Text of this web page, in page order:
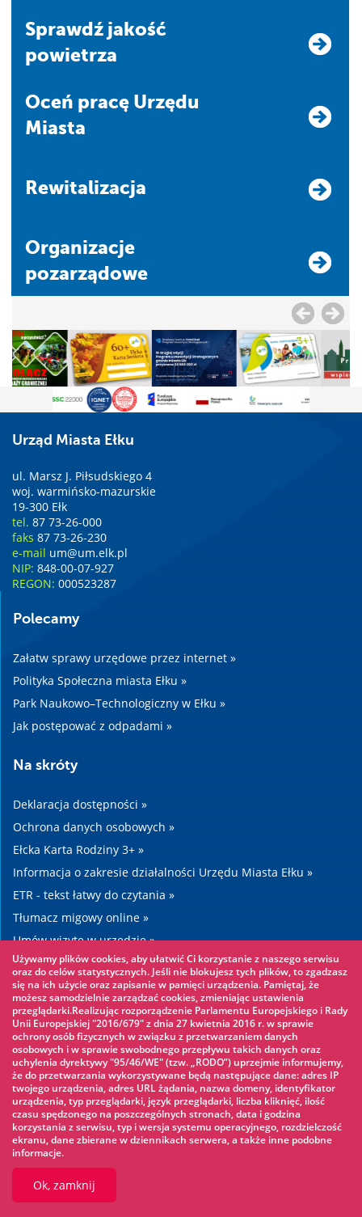
Sprawdź jakość
powietrza
Oceń pracę Urzędu
Miasta
Rewitalizacja
Organizacje
pozarządowe
Urząd Miasta Ełku
ul. Marsz J. Piłsudskiego 4
woj. warmińsko-mazurskie
19-300 Ełk
tel. 87 73-26-000
faks 87 73-26-230
e-mail um@um.elk.pl
NIP: 848-00-07-927
REGON: 000523287
Polecamy
Załatw sprawy urzędowe przez internet »
Polityka Społeczna miasta Ełku »
Park Naukowo–Technologiczny w Ełku »
Jak postępować z odpadami »
Na skróty
Deklaracja dostępności »
Ochrona danych osobowych »
Ełcka Karta Rodziny 3+ »
Informacja o zakresie działalności Urzędu Miasta Ełku »
ETR - tekst łatwy do czytania »
Tłumacz migowy online »
Umów wizytę w urzędzie »
Drogi »
Warto zobaczyć
Park linowy »
Park Wodny »
Lodowisko »
KINOECK »
Muzeum »
© 2026 UM Ełk
Używamy plików cookies, aby ułatwić Ci korzystanie z naszego serwisu
oraz do celów statystycznych. Jeśli nie blokujesz tych plików, to zgadzasz
się na ich użycie oraz zapisanie w pamięci urządzenia. Pamiętaj, że
możesz samodzielnie zarządzać cookies, zmieniając ustawienia
przeglądarki.Realizując rozporządzenie Parlamentu Europejskiego i Rady
Unii Europejskiej "2016/679" z dnia 27 kwietnia 2016 r. w sprawie
ochrony osób fizycznych w związku z przetwarzaniem danych
osobowych i w sprawie swobodnego przepływu takich danych oraz
uchylenia dyrektywy "95/46/WE" (tzw. „RODO”) uprzejmie informujemy,
że do przetwarzania wykorzystywane będą następujące dane: adres IP
twojego urządzenia, adres URL żądania, nazwa domeny, identyfikator
urządzenia, typ przeglądarki, język przeglądarki, liczba kliknięć, ilość
czasu spędzonego na poszczególnych stronach, data i godzina
korzystania z serwisu, typ i wersja systemu operacyjnego, rozdzielczość
ekranu, dane zbierane w dziennikach serwera, a także inne podobne
informacje.
Ok, zamknij